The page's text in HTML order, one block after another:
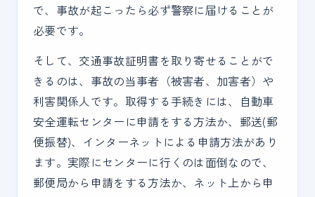
で、事故が起こったら必ず警察に届けることが
必要です。
そして、交通事故証明書を取り寄せることがで
きるのは、事故の当事者（被害者、加害者）や
利害関係人です。取得する手続きには、自動車
安全運転センターに申請をする方法か、郵送(郵
便振替)、インターネットによる申請方法があり
ます。実際にセンターに行くのは面倒なので、
郵便局から申請をする方法か、ネット上から申